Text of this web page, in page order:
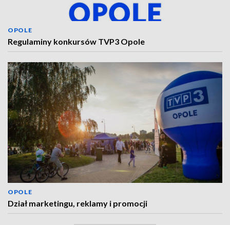
OPOLE
Regulaminy konkursów TVP3 Opole
OPOLE
Dział marketingu, reklamy i promocji